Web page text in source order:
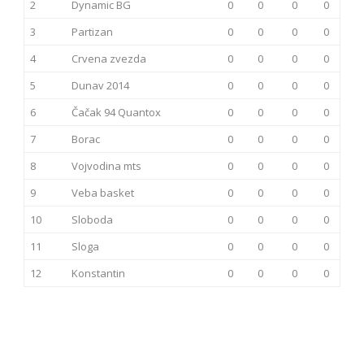
2 Dynamic BG 0 0 0
0
3
Partizan 0 0 0
0
4
Crvena zvezda 0 0 0
0
5
Dunav 2014 0 0 0
0
6
Čačak 94 Quantox 0 0 0
0
7
Borac 0 0 0
0
8
Vojvodina mts 0 0 0
0
9
Veba basket 0 0 0
0
10
Sloboda 0 0 0
0
11
Sloga 0 0 0
0
12
Konstantin 0 0 0 0